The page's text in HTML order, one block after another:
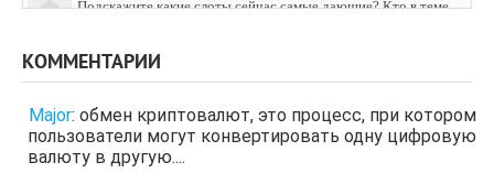
Подскажите какие слоты сейчас самые дающие? Кто в теме
Гость
отв. цит.
Гость 26 мар 2026, 01:35
мЛЙК
КОММЕНТАРИИ
Major: обмен криптовалют, это процесс, при котором
пользователи могут конвертировать одну цифровую
валюту в другую....